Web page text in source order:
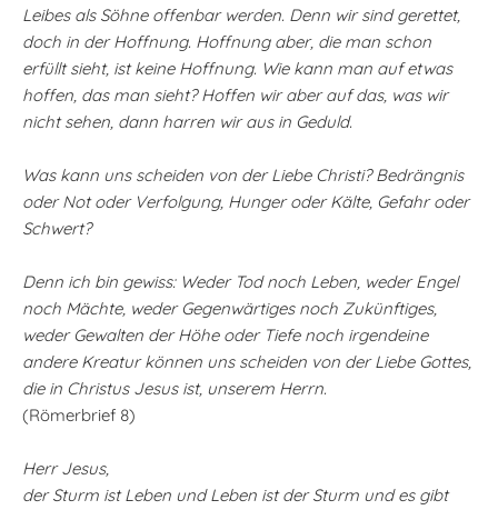
Leibes als Söhne offenbar werden. Denn wir sind gerettet,
doch in der Hoffnung. Hoffnung aber, die man schon
erfüllt sieht, ist keine Hoffnung. Wie kann man auf etwas
hoffen, das man sieht? Hoffen wir aber auf das, was wir
nicht sehen, dann harren wir aus in Geduld.
Was kann uns scheiden von der Liebe Christi? Bedrängnis
oder Not oder Verfolgung, Hunger oder Kälte, Gefahr oder
Schwert?
Denn ich bin gewiss: Weder Tod noch Leben, weder Engel
noch Mächte, weder Gegenwärtiges noch Zukünftiges,
weder Gewalten der Höhe oder Tiefe noch irgendeine
andere Kreatur können uns scheiden von der Liebe Gottes,
die in Christus Jesus ist, unserem Herrn.
(Römerbrief 8)
Herr Jesus,
der Sturm ist Leben und Leben ist der Sturm und es gibt